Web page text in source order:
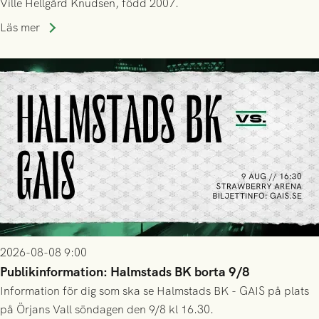
Ville Hellgård Knudsen, född 2007.
Läs mer
2026-08-08 9:00
Publikinformation: Halmstads BK borta 9/8
Information för dig som ska se Halmstads BK - GAIS på plats
på Örjans Vall söndagen den 9/8 kl 16.30.